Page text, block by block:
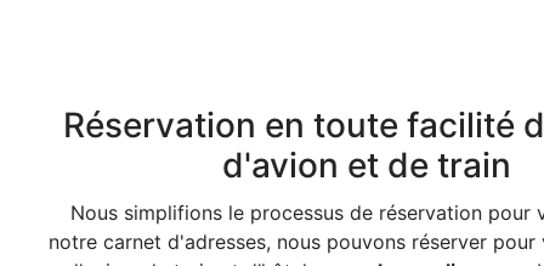
Réservation en toute facilité
d'avion et de train
Nous simplifions le processus de réservation pour
notre carnet d'adresses, nous pouvons réserver